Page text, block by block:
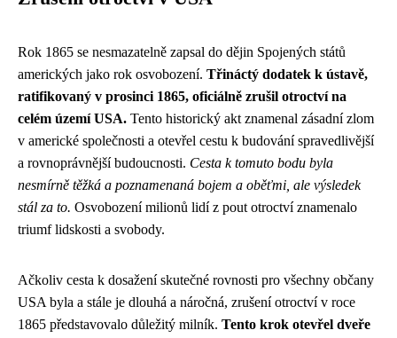
Rok 1865 se nesmazatelně zapsal do dějin Spojených států
amerických jako rok osvobození. Třináctý dodatek k ústavě,
ratifikovaný v prosinci 1865, oficiálně zrušil otroctví na
celém území USA. Tento historický akt znamenal zásadní zlom
v americké společnosti a otevřel cestu k budování spravedlivější
a rovnoprávnější budoucnosti. Cesta k tomuto bodu byla
nesmírně těžká a poznamenaná bojem a oběťmi, ale výsledek
stál za to. Osvobození milionů lidí z pout otroctví znamenalo
triumf lidskosti a svobody.
Ačkoliv cesta k dosažení skutečné rovnosti pro všechny občany
USA byla a stále je dlouhá a náročná, zrušení otroctví v roce
1865 představovalo důležitý milník. Tento krok otevřel dveře